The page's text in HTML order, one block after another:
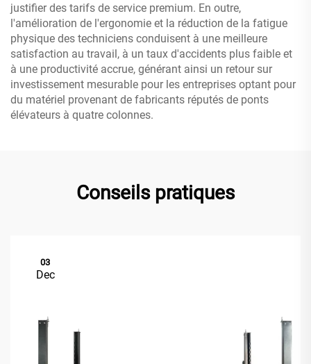
justifier des tarifs de service premium. En outre,
l'amélioration de l'ergonomie et la réduction de la fatigue
physique des techniciens conduisent à une meilleure
satisfaction au travail, à un taux d'accidents plus faible et
à une productivité accrue, générant ainsi un retour sur
investissement mesurable pour les entreprises optant pour
du matériel provenant de fabricants réputés de ponts
élévateurs à quatre colonnes.
Conseils pratiques
03
Dec